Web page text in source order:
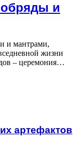
обряды и
и мантрами,
жизни
– церемония…
артефактов